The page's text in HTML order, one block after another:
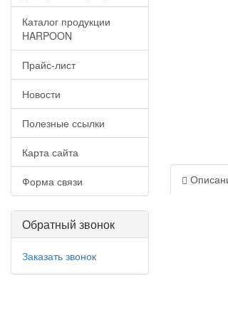
Каталог продукции
HARPOON
Прайс-лист
Новости
Полезные ссылки
Карта сайта
Форма связи
Обратный звонок
Заказать звонок